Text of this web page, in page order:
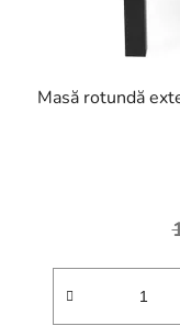
Masă rotundă